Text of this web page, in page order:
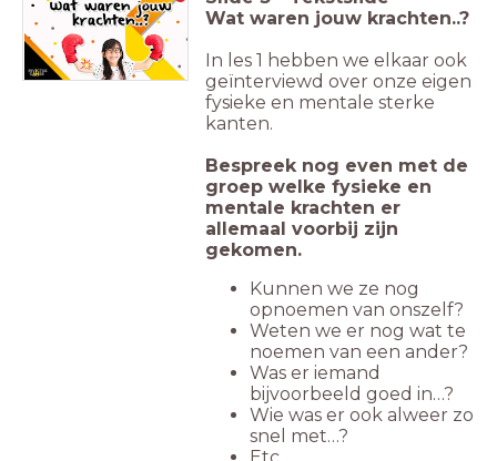
Wat waren jouw krachten..?
In les 1 hebben we elkaar ook
geïnterviewd over onze eigen
fysieke en mentale sterke
kanten.
Bespreek nog even met de
groep welke fysieke en
mentale krachten er
allemaal voorbij zijn
gekomen.
Kunnen we ze nog
opnoemen van onszelf?
Weten we er nog wat te
noemen van een ander?
Was er iemand
bijvoorbeeld goed in…?
Wie was er ook alweer zo
snel met…?